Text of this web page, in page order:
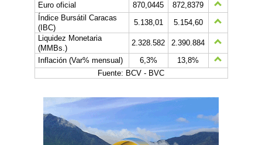
Euro oficial
870,0445
872,8379
Índice Bursátil Caracas
(IBC)
5.138,01
5.154,60
Liquidez Monetaria
(MMBs.)
2.328.582
2.390.884
Inflación (Var% mensual)
6,3%
13,8%
Fuente: BCV - BVC